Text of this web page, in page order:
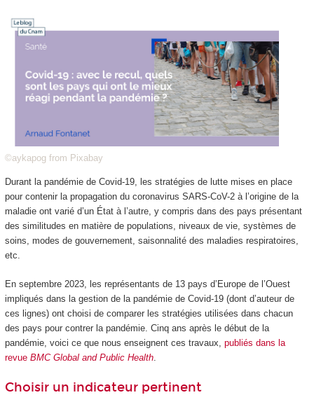
©aykapog from Pixabay
Durant la pandémie de Covid-19, les stratégies de lutte mises en place
pour contenir la propagation du coronavirus SARS-CoV-2 à l’origine de la
maladie ont varié d’un État à l’autre, y compris dans des pays présentant
des similitudes en matière de populations, niveaux de vie, systèmes de
soins, modes de gouvernement, saisonnalité des maladies respiratoires,
etc.
En septembre 2023, les représentants de 13 pays d’Europe de l’Ouest
impliqués dans la gestion de la pandémie de Covid-19 (dont d’auteur de
ces lignes) ont choisi de comparer les stratégies utilisées dans chacun
des pays pour contrer la pandémie. Cinq ans après le début de la
pandémie, voici ce que nous enseignent ces travaux, publiés dans la
revue BMC Global and Public Health.
Choisir un indicateur pertinent